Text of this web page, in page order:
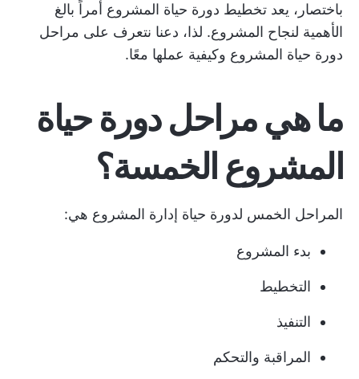
باختصار، يعد تخطيط دورة حياة المشروع أمراً بالغ
الأهمية لنجاح المشروع. لذا، دعنا نتعرف على مراحل
دورة حياة المشروع وكيفية عملها معًا.
ما هي مراحل دورة حياة
المشروع الخمسة؟
المراحل الخمس لدورة حياة إدارة المشروع هي:
بدء المشروع
التخطيط
التنفيذ
المراقبة والتحكم